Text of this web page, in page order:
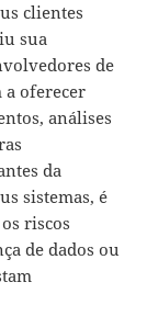
clientes
sua
de
a oferecer
análises
da
sistemas, é
riscos
de dados ou